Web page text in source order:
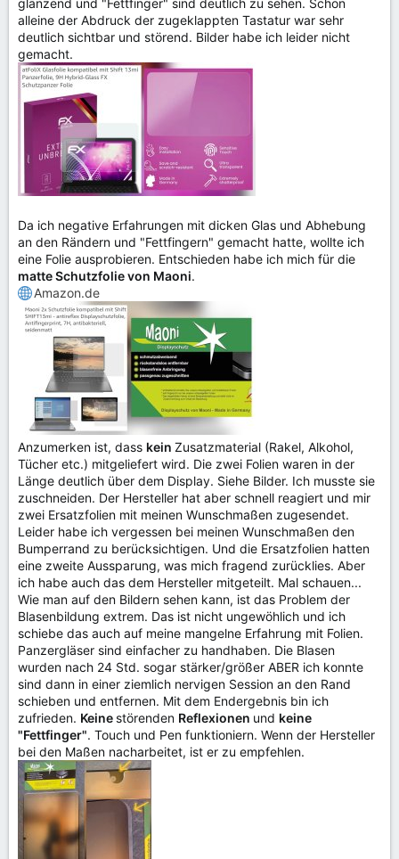
glänzend und "Fettfinger" sind deutlich zu sehen. Schon
alleine der Abdruck der zugeklappten Tastatur war sehr
deutlich sichtbar und störend. Bilder habe ich leider nicht
gemacht.
Da ich negative Erfahrungen mit dicken Glas und Abhebung
an den Rändern und "Fettfingern" gemacht hatte, wollte ich
eine Folie ausprobieren. Entschieden habe ich mich für die
matte Schutzfolie von Maoni.
Amazon.de
Anzumerken ist, dass kein Zusatzmaterial (Rakel, Alkohol,
Tücher etc.) mitgeliefert wird. Die zwei Folien waren in der
Länge deutlich über dem Display. Siehe Bilder. Ich musste sie
zuschneiden. Der Hersteller hat aber schnell reagiert und mir
zwei Ersatzfolien mit meinen Wunschmaßen zugesendet.
Leider habe ich vergessen bei meinen Wunschmaßen den
Bumperrand zu berücksichtigen. Und die Ersatzfolien hatten
eine zweite Aussparung, was mich fragend zurücklies. Aber
ich habe auch das dem Hersteller mitgeteilt. Mal schauen...
Wie man auf den Bildern sehen kann, ist das Problem der
Blasenbildung extrem. Das ist nicht ungewöhlich und ich
schiebe das auch auf meine mangelne Erfahrung mit Folien.
Panzergläser sind einfacher zu handhaben. Die Blasen
wurden nach 24 Std. sogar stärker/größer ABER ich konnte
sind dann in einer ziemlich nervigen Session an den Rand
schieben und entfernen. Mit dem Endergebnis bin ich
zufrieden. Keine störenden Reflexionen und keine
"Fettfinger". Touch und Pen funktioniern. Wenn der Hersteller
bei den Maßen nacharbeitet, ist er zu empfehlen.